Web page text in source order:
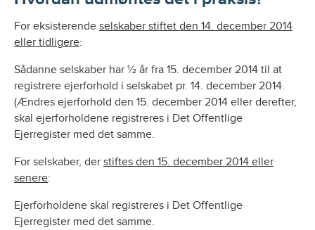
For eksisterende selskaber stiftet den 14. december 2014
eller tidligere:
Sådanne selskaber har ½ år fra 15. december 2014 til at
registrere ejerforhold i selskabet pr. 14. december 2014.
(Ændres ejerforhold den 15. december 2014 eller derefter,
skal ejerforholdene registreres i Det Offentlige
Ejerregister med det samme.
For selskaber, der stiftes den 15. december 2014 eller
senere:
Ejerforholdene skal registreres i Det Offentlige
Ejerregister med det samme.